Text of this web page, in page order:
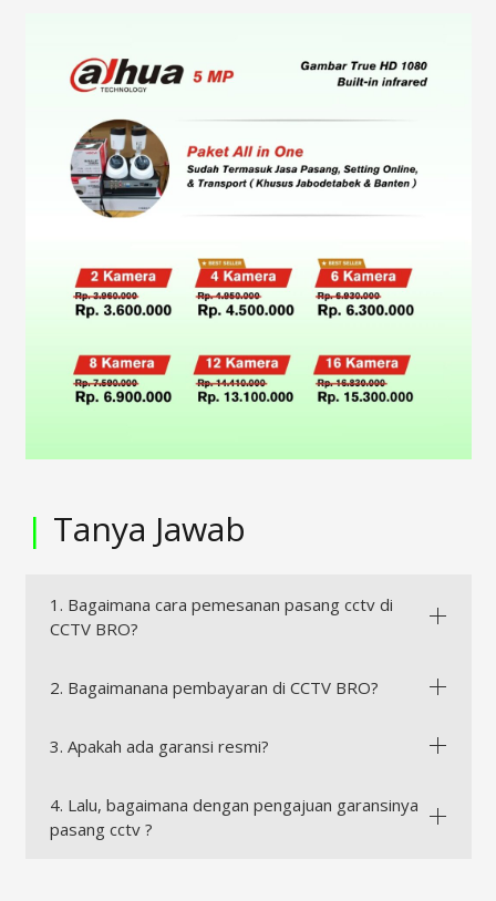
| Tanya Jawab
1. Bagaimana cara pemesanan pasang cctv di
CCTV BRO?
2. Bagaimanana pembayaran di CCTV BRO?
3. Apakah ada garansi resmi?
4. Lalu, bagaimana dengan pengajuan garansinya
pasang cctv ?